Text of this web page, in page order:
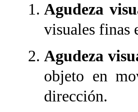
Agudeza
visuales finas
Agudeza
objeto en
dirección.